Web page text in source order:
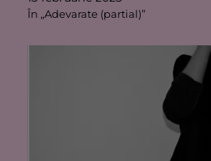
În „Adevarate (partial)”